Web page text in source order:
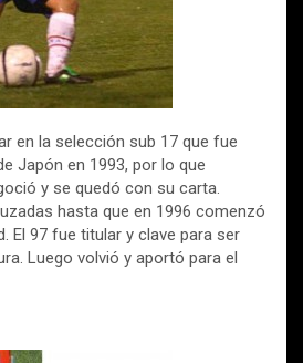
en la selección sub 17 que fue
Japón en 1993, por lo que
y se quedó con su carta.
hasta que en 1996 comenzó
El 97 fue titular y clave para ser
Luego volvió y aportó para el